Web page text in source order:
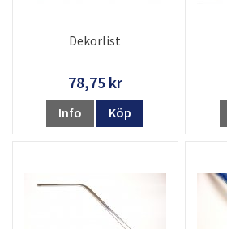
Dekorlist
78,75 kr
Info Köp